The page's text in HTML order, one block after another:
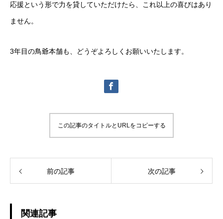
応援という形で力を貸していただけたら、これ以上の喜びはあり
ません。
3年目の鳥爺本舗も、どうぞよろしくお願いいたします。
この記事のタイトルとURLをコピーする
前の記事 次の記事
関連記事